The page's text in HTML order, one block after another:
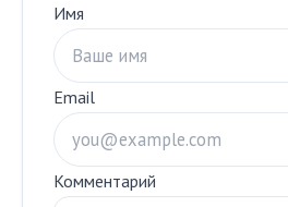
Имя
Email
Комментарий